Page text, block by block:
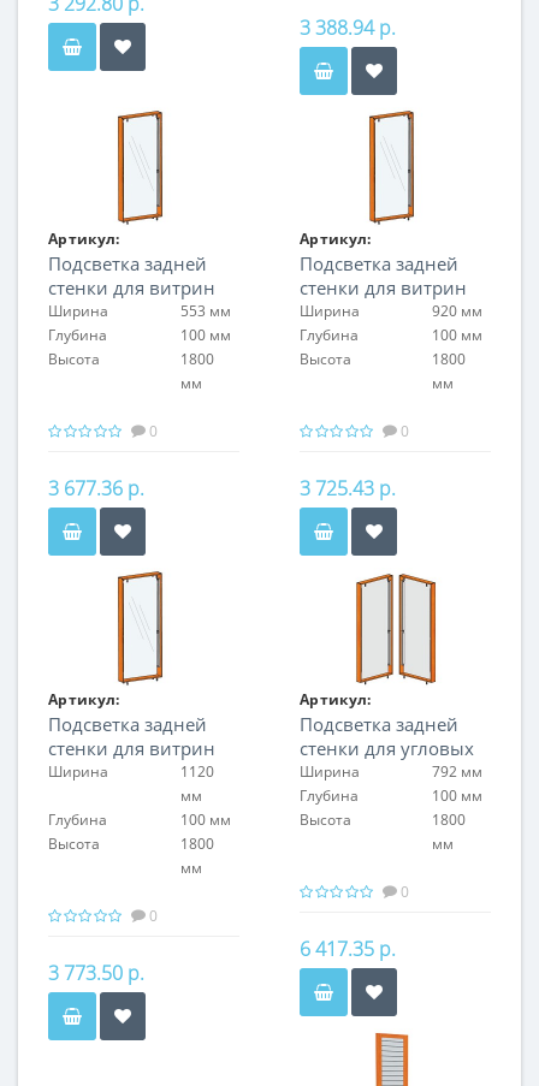
3 388.94 р.
Артикул:
FIN.L.60.H.2LT.00
Подсветка задней
стенки для витрин
стоящих спина к
спине
FIN.V.60.H.MGL.00 с
задней стенкой из
Ширина
553 мм
Глубина
100 мм
Высота
1800
мм
0
3 677.36 р.
Артикул:
FIN.L.100.H.2LT.00
Подсветка задней
стенки для витрин
стоящих спина к
спине
FIN.V.100.H.MGL.00 с
задней стенкой из
Ширина
920 мм
Глубина
100 мм
Высота
1800
мм
0
3 725.43 р.
Артикул:
FIN.L.120.H.2LT.00
Подсветка задней
стенки для витрин
стоящих спина к
FIN.V.120.H.MGL.00 с
задней стенкой из
Ширина
1120
мм
Глубина
100 мм
Высота
1800
мм
0
3 773.50 р.
Артикул:
FIN.L.CON.H.1LT.00
Подсветка задней
стенки для угловых
витрин
FIN.V.CON.H.MGL.00 с
задней стенкой из
Ширина
792 мм
Глубина
100 мм
Высота
1800
мм
0
6 417.35 р.